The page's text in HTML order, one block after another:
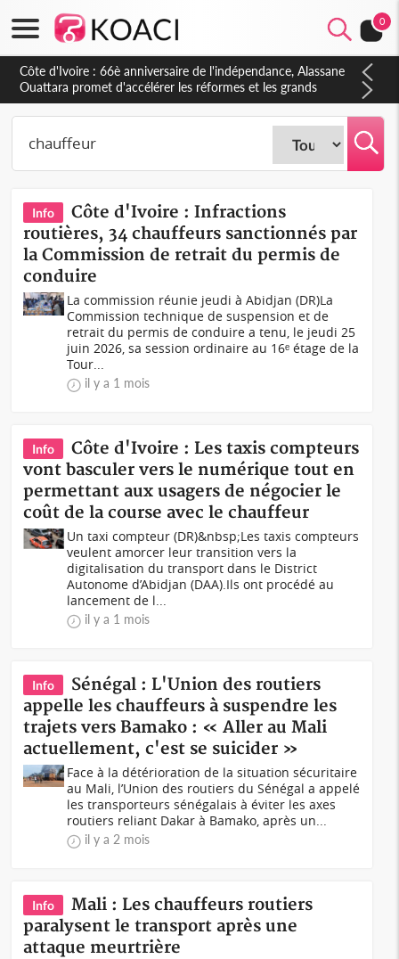
0
Côte d'Ivoire : 66è anniversaire de l'indépendance, Alassane
Ouattara promet d'accélérer les réformes et les grands
investissements pour une nation plus forte et plus prospère
Info
Côte d'Ivoire : Infractions
routières, 34 chauffeurs sanctionnés par
la Commission de retrait du permis de
conduire
La commission réunie jeudi à Abidjan (DR)La
Commission technique de suspension et de
retrait du permis de conduire a tenu, le jeudi 25
juin 2026, sa session ordinaire au 16ᵉ étage de la
Tour...
il y a 1 mois
Info
Côte d'Ivoire : Les taxis compteurs
vont basculer vers le numérique tout en
permettant aux usagers de négocier le
coût de la course avec le chauffeur
Un taxi compteur (DR)&nbsp;Les taxis compteurs
veulent amorcer leur transition vers la
digitalisation du transport dans le District
Autonome d’Abidjan (DAA).Ils ont procédé au
lancement de l...
il y a 1 mois
Info
Sénégal : L'Union des routiers
appelle les chauffeurs à suspendre les
trajets vers Bamako : « Aller au Mali
actuellement, c'est se suicider »
Face à la détérioration de la situation sécuritaire
au Mali, l’Union des routiers du Sénégal a appelé
les transporteurs sénégalais à éviter les axes
routiers reliant Dakar à Bamako, après un...
il y a 2 mois
Info
Mali : Les chauffeurs routiers
paralysent le transport après une
attaque meurtrière